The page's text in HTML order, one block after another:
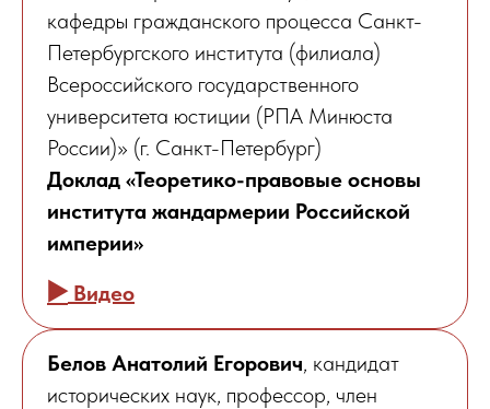
кафедры гражданского процесса Санкт-
Петербургского института (филиала)
Всероссийского государственного
университета юстиции (РПА Минюста
России)» (г. Санкт-Петербург)
Доклад «Теоретико-правовые основы
института жандармерии Российской
империи»
▶️ Видео
Белов Анатолий Егорович, кандидат
исторических наук, профессор, член